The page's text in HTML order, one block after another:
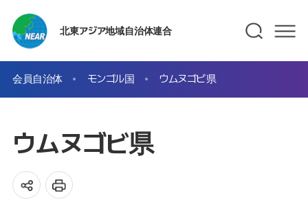
北東アジア地域自治体連合
会員自治体 モンゴル国 ウムヌゴビ県
ウムヌゴビ県